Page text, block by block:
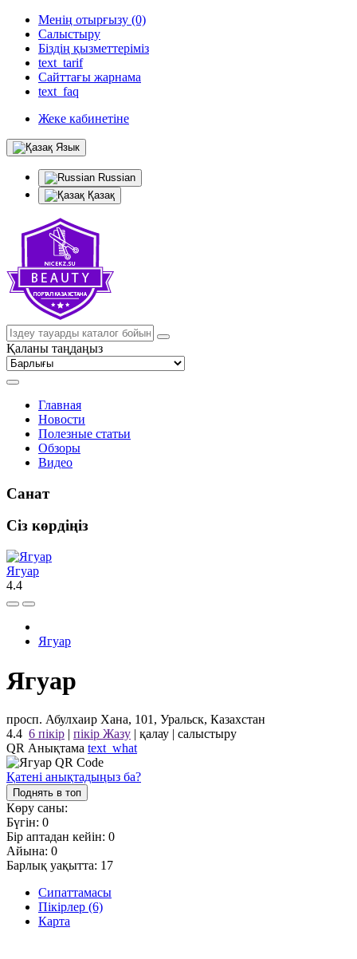
Менің отырғызу (0)
Салыстыру
Біздің қызметтеріміз
text_tarif
Сайттағы жарнама
text_faq
Жеке кабинетіне
Язык
Russian
Қазақ
Қаланы таңдаңыз
Главная
Новости
Полезные статьи
Обзоры
Видео
Санат
Сіз көрдіңіз
Ягуар
4.4
Ягуар
Ягуар
просп. Абулхаир Хана, 101, Уральск, Казахстан
4.4 6 пікір | пікір Жазу | қалау | салыстыру
QR Анықтама text_what
Қатені анықтадыңыз ба?
Поднять в топ
Көру саны:
Бүгін: 0
Бір аптадан кейін: 0
Айына: 0
Барлық уақытта: 17
Сипаттамасы
Пікірлер (6)
Карта